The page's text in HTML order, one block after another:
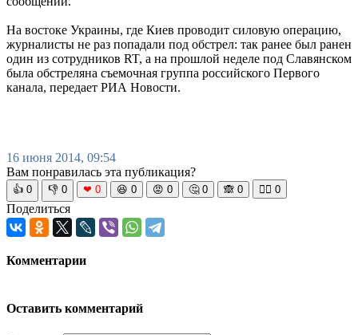
На востоке Украины, где Киев проводит силовую операцию,
журналисты не раз попадали под обстрел: так ранее был ранен
один из сотрудников RT, а на прошлой неделе под Славянском
была обстреляна съемочная группа российского Первого
канала, передает РИА Новости.
16 июня 2014, 09:54
Вам понравилась эта публикация?
👍 0 👎 0 ❤ 0 😆 0 😡 0 🤔 0 🙈 0 🧘‍♀️ 0
Поделиться
Комментарии
Оставить комментарий